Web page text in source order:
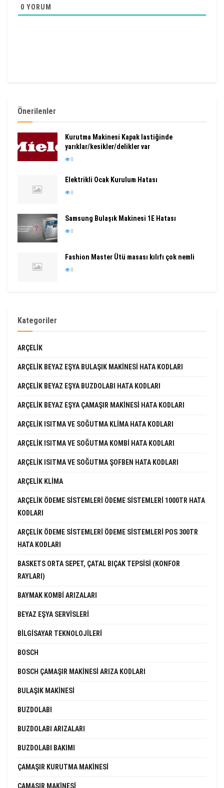
0 YORUM
Önerilenler
Kurutma Makinesi Kapak lastiğinde
yarıklar/kesikler/delikler var
0
Elektrikli Ocak Kurulum Hatası
0
Samsung Bulaşık Makinesi 1E Hatası
0
Fashion Master Ütü masası kılıfı çok nemli
0
Kategoriler
ARÇELIK
ARÇELIK BEYAZ EŞYA BULAŞIK MAKINESI HATA KODLARI
ARÇELIK BEYAZ EŞYA BUZDOLABI HATA KODLARI
ARÇELIK BEYAZ EŞYA ÇAMAŞIR MAKINESI HATA KODLARI
ARÇELIK ISITMA VE SOĞUTMA KLIMA HATA KODLARI
ARÇELIK ISITMA VE SOĞUTMA KOMBI HATA KODLARI
ARÇELIK ISITMA VE SOĞUTMA ŞOFBEN HATA KODLARI
ARÇELIK KLIMA
ARÇELIK ÖDEME SISTEMLERI ÖDEME SISTEMLERI 1000TR HATA
KODLARI
ARÇELIK ÖDEME SISTEMLERI ÖDEME SISTEMLERI POS 300TR
HATA KODLARI
BASKETS ORTA SEPET, ÇATAL BIÇAK TEPSISI (KONFOR
RAYLARI)
BAYMAK KOMBI ARIZALARI
BEYAZ EŞYA SERVISLERI
BILGISAYAR TEKNOLOJILERI
BOSCH
BOSCH ÇAMAŞIR MAKINESI ARIZA KODLARI
BULAŞIK MAKINESI
BUZDOLABI
BUZDOLABI ARIZALARI
BUZDOLABI BAKIMI
ÇAMAŞIR KURUTMA MAKINESI
ÇAMAŞIR MAKINESI